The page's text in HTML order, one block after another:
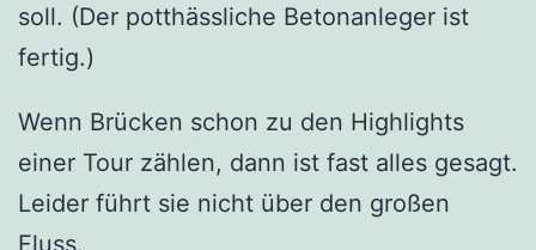
soll. (Der potthässliche Betonanleger ist
fertig.)
Wenn Brücken schon zu den Highlights
einer Tour zählen, dann ist fast alles gesagt.
Leider führt sie nicht über den großen
Fluss.